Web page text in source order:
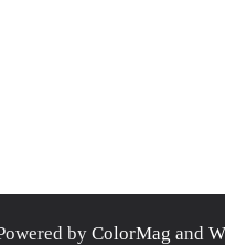
ColorMag and